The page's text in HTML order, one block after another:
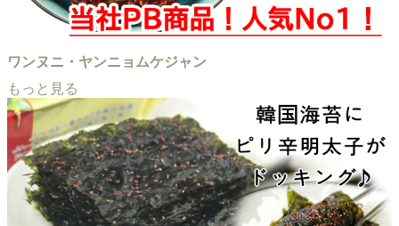
ワンヌニ・ヤンニョムケジャン
もっと見る